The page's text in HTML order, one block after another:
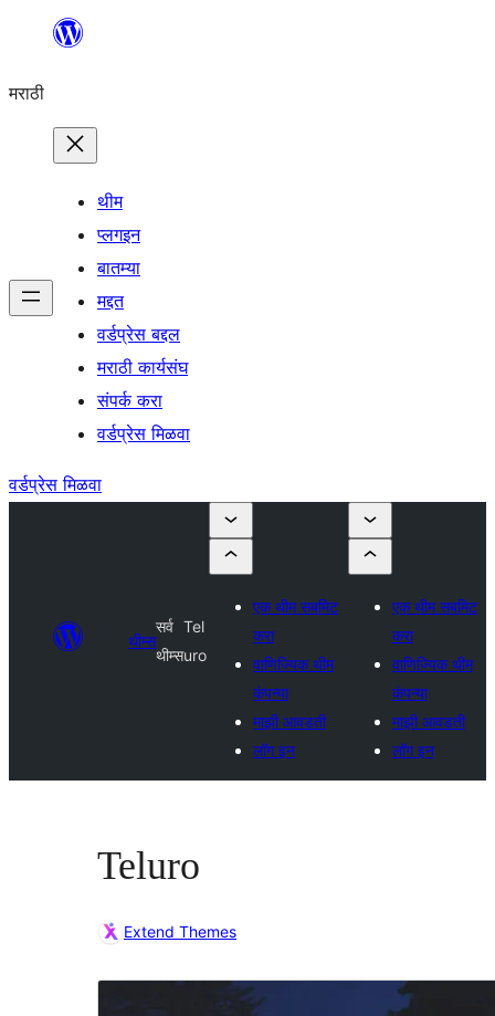
सामुग्रीवर
मराठी
थीम
प्लगइन
बातम्या
मद्दत
वर्डप्रेस बद्दल
मराठी कार्यसंघ
संपर्क करा
वर्डप्रेस मिळवा
वर्डप्रेस मिळवा
थीम्स
सर्व
थीम्स
Tel
uro
एक थीम सबमिट
करा
वाणिज्यिक थीम
कंपन्या
माझी आवडती
लॉग इन
एक थीम सबमिट
करा
वाणिज्यिक थीम
कंपन्या
माझी आवडती
लॉग इन
Teluro
Extend Themes